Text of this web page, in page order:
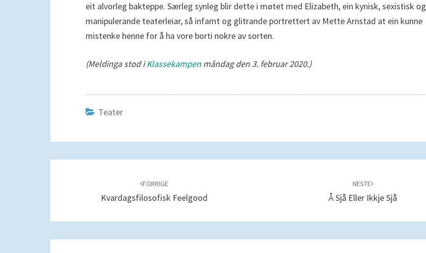
eit alvorleg bakteppe. Særleg synleg blir dette i møtet med Elizabeth, ein kynisk, sexistisk og
manipulerande teaterleiar, så infamt og glitrande portrettert av Mette Arnstad at ein kunne
mistenke henne for å ha vore borti nokre av sorten.
(Meldinga stod iKlassekampen måndag den 3. februar 2020.)
Teater
FORRIGE
Kvardagsfilosofisk Feelgood
NESTE
Å Sjå Eller Ikkje Sjå